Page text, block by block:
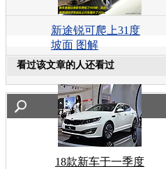
新途锐可爬上31度
坡面 图解
看过该文章的人还看过
18款新车于一季度